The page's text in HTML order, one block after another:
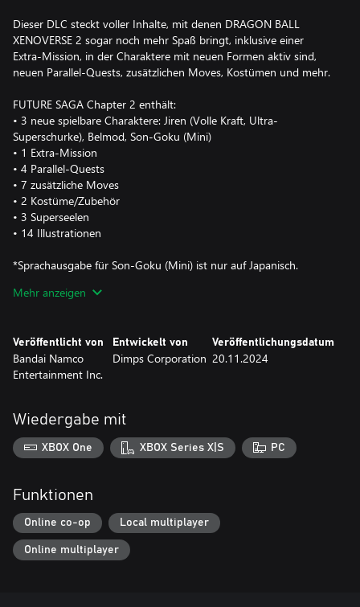
Dieser DLC steckt voller Inhalte, mit denen DRAGON BALL
XENOVERSE 2 sogar noch mehr Spaß bringt, inklusive einer
Extra-Mission, in der Charaktere mit neuen Formen aktiv sind,
neuen Parallel-Quests, zusätzlichen Moves, Kostümen und mehr.
FUTURE SAGA Chapter 2 enthält:
• 3 neue spielbare Charaktere: Jiren (Volle Kraft, Ultra-
Superschurke), Belmod, Son-Goku (Mini)
• 1 Extra-Mission
• 4 Parallel-Quests
• 7 zusätzliche Moves
• 2 Kostüme/Zubehör
• 3 Superseelen
• 14 Illustrationen
*Sprachausgabe für Son-Goku (Mini) ist nur auf Japanisch.
bestimmter Bedingungen im Spiel.
Mehr anzeigen
Veröffentlicht von
Bandai Namco
Entertainment Inc.
Entwickelt von
Dimps Corporation
Veröffentlichungsdatum
20.11.2024
Wiedergabe mit
XBOX One XBOX Series X|S PC
Funktionen
Online co-op Local multiplayer
Online multiplayer